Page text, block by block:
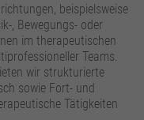
beispielsweise
, Bewegungs- oder
im therapeutischen
Teams.
wir strukturierte
sowie Fort- und
Tätigkeiten
der Webseite.